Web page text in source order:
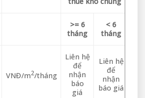
>= 6
tháng
< 6
tháng
VNĐ/m2/tháng
Liên hệ
để
nhận
báo
giá
Liên hệ
để
nhận
báo giá